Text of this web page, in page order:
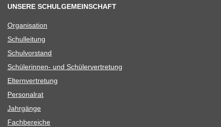
UNSERE SCHULGEMEINSCHAFT
Orga­ni­sa­tion
Schul­lei­tung
Schul­vor­stand
Schü­le­rin­nen- und Schülervertretung
Eltern­ver­tre­tung
Per­so­nal­rat
Jahr­gänge
Fach­be­rei­che